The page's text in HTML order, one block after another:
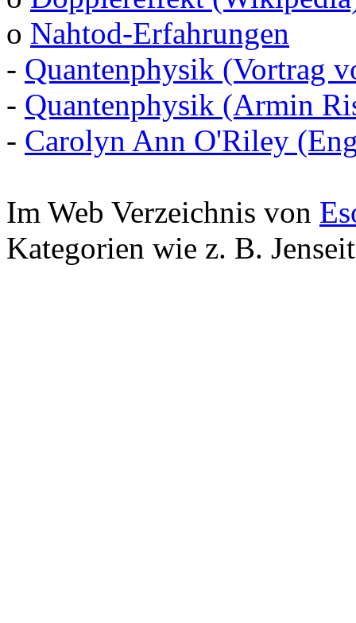
o Nahtod-Erfahrungen
- Quantenphysik (Vortrag
- Quantenphysik (Armin
- Carolyn Ann O'Riley
Im Web Verzeichnis von
Kategorien wie z. B.